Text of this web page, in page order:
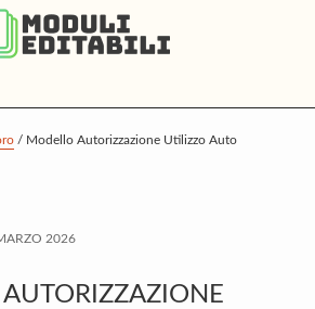
/ Modello Autorizzazione Utilizzo Auto
2026